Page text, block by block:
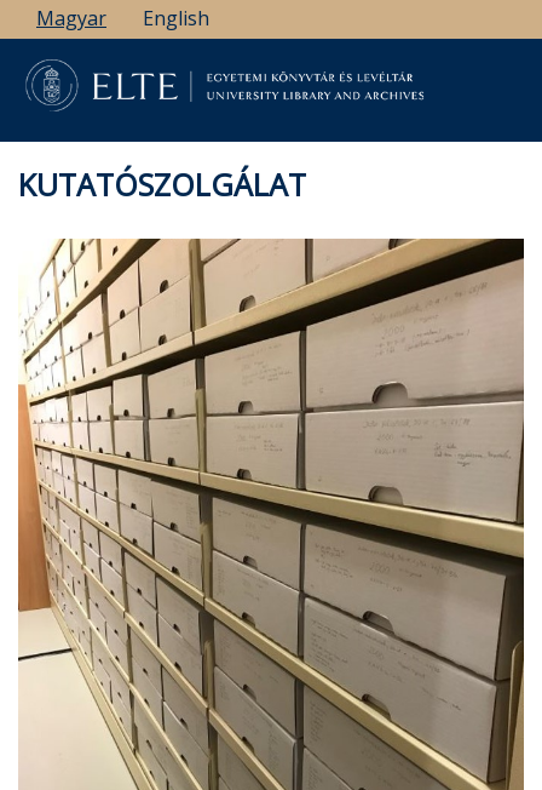
Ugrás
a
tartalomra
Magyar English
KUTATÓSZOLGÁLAT